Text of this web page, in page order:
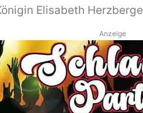
Elisabeth Herzberge
Anzeige